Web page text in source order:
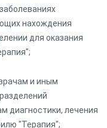
нахождения
для оказания
и иным
диагностики, лечения
"Терапия";